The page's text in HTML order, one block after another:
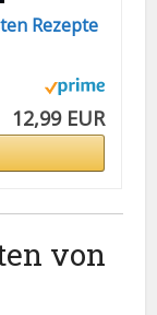
Rezepte
12,99 EUR
von